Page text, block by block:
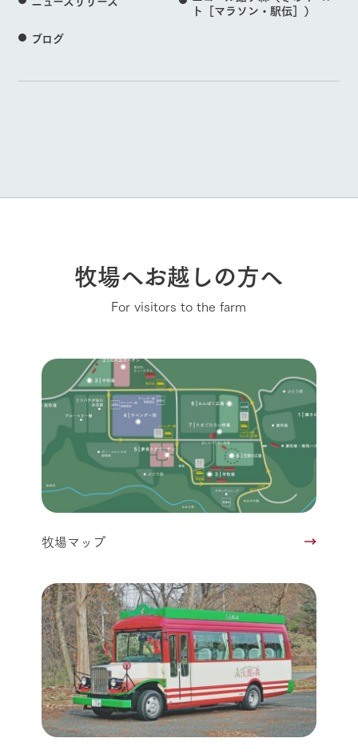
ト［マラソン・駅伝］）
ブログ
牧場へお越しの方へ
For visitors to the farm
牧場マップ